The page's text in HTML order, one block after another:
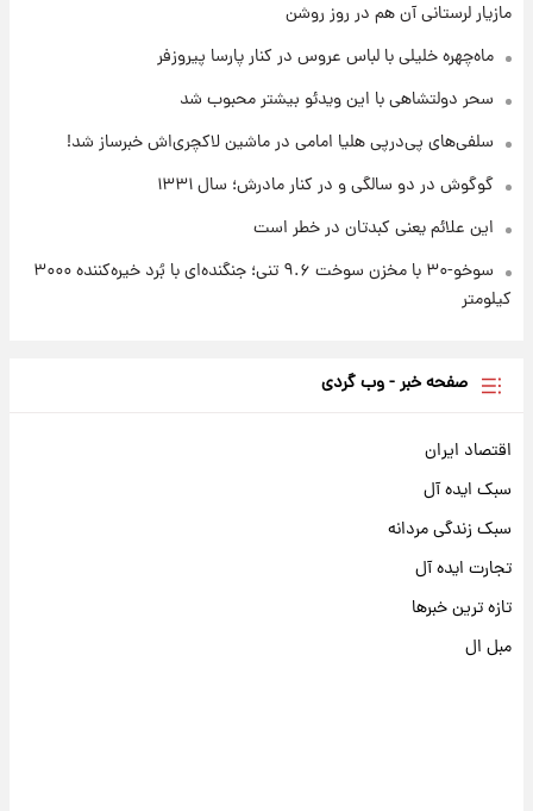
۱ روز پیش
بازیکن به درد نخور استقلال با مقصد اروپا این
مازیار لرستانی آن هم در روز روشن
ماه‌چهره خلیلی با لباس عروس در کنار پارسا پیروزفر
سحر دولتشاهی با این ویدئو بیشتر محبوب شد
سلفی‌های پی‌درپی هلیا امامی در ماشین لاکچری‌اش خبرساز شد!
گوگوش در دو سالگی و در کنار مادرش؛ سال ۱۳۳۱
این علائم یعنی کبدتان در خطر است
سوخو-۳۰ با مخزن سوخت ۹.۶ تنی؛ جنگنده‌ای با بُرد خیره‌کننده ۳۰۰۰
کیلومتر
صفحه خبر - وب گردی
اقتصاد ایران
سبک ایده آل
سبک زندگی مردانه
تجارت ایده آل
تازه ترین خبرها
مبل ال